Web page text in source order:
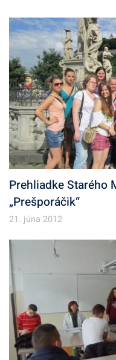
Prehliadke Starého
„Prešporáčik“
21. júna 2012